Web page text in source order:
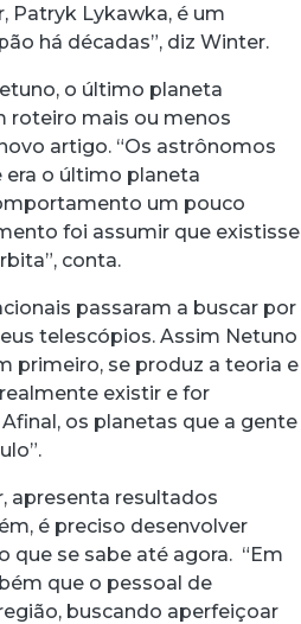
Patryk Lykawka, é um
há décadas”, diz Winter.
o último planeta
roteiro mais ou menos
artigo. “Os astrônomos
era o último planeta
um pouco
foi assumir que existisse
conta.
passaram a buscar por
telescópios. Assim Netuno
primeiro, se produz a teoria e
existir e for
os planetas que a gente
apresenta resultados
é preciso desenvolver
se sabe até agora. “Em
que o pessoal de
buscando aperfeiçoar